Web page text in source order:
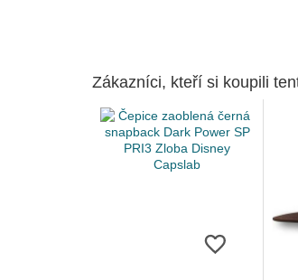
Zákazníci, kteří si koupili